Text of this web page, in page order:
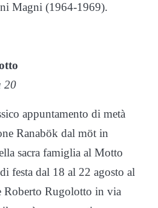
Magni (1964-1969).
20
appuntamento di metà
Ranabök dal möt in
sacra famiglia al Motto
festa dal 18 al 22 agosto al
Roberto Rugolotto in via